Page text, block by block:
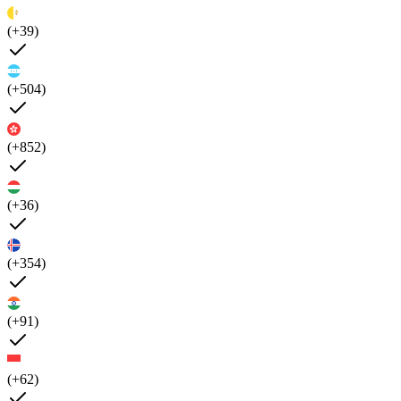
(+39)
(+504)
(+852)
(+36)
(+354)
(+91)
(+62)